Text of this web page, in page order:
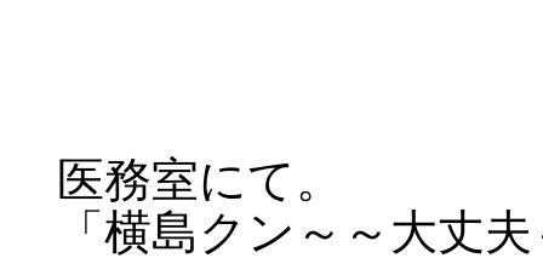
医務室にて。
「横島クン～～大丈夫